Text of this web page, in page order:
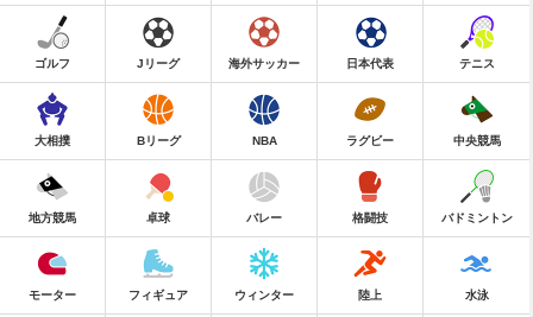
ゴルフ Jリーグ 海外サッカー 日本代表 テニス
大相撲 Bリーグ NBA ラグビー 中央競馬
地方競馬 卓球 バレー 格闘技 バドミントン
モーター フィギュア ウィンター 陸上 水泳